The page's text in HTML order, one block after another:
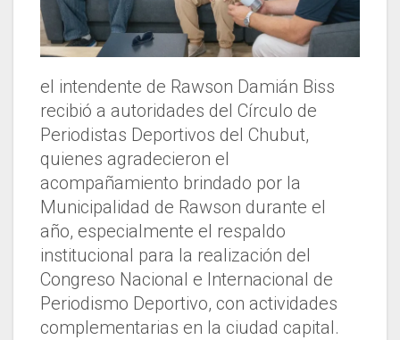
el intendente de Rawson Damián Biss
recibió a autoridades del Círculo de
Periodistas Deportivos del Chubut,
quienes agradecieron el
acompañamiento brindado por la
Municipalidad de Rawson durante el
año, especialmente el respaldo
institucional para la realización del
Congreso Nacional e Internacional de
Periodismo Deportivo, con actividades
complementarias en la ciudad capital.